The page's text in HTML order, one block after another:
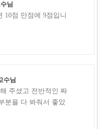
님
10점 만점에 9점입니
수님
주셨고 전반적인 짜
분을 다 봐줘서 좋았